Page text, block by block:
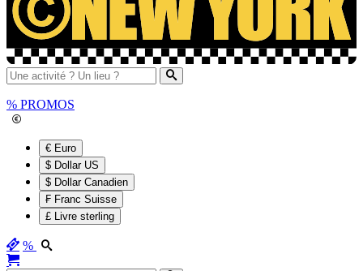
% PROMOS
€ Euro
$ Dollar US
$ Dollar Canadien
₣ Franc Suisse
£ Livre sterling
%